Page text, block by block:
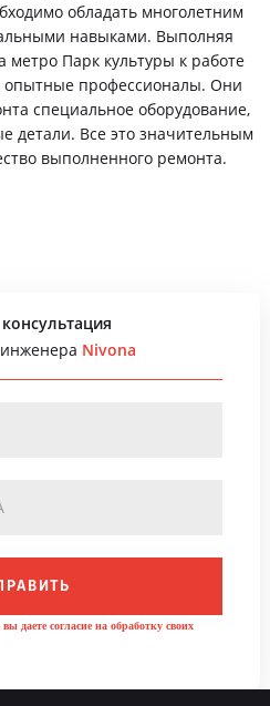
обладать многолетним
навыками. Выполняя
Парк культуры к работе
опытные профессионалы. Они
специальное оборудование,
детали. Все это значительным
выполненного ремонта.
Nivona
даете согласие на обработку своих